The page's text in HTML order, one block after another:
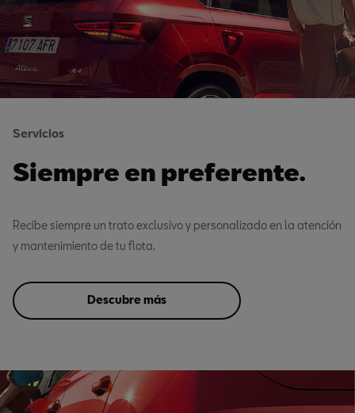
Servicios
Siempre en preferente.
Recibe siempre un trato exclusivo y personalizado en la atención
y mantenimiento de tu flota.
Descubre más